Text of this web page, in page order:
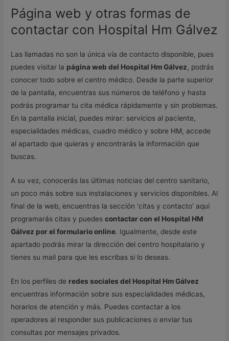
Página web y otras formas de
contactar con Hospital Hm Gálvez
Las llamadas no son la única vía de contacto disponible, pues
puedes visitar la página web del Hospital Hm Gálvez, podrás
conocer todo sobre el centro médico. Desde la parte superior
de la pantalla, encuentras sus números de teléfono y hasta
podrás programar tu cita médica rápidamente y sin problemas.
En la pantalla inicial, puedes mirar: servicios al paciente,
especialidades médicas, cuadro médico y sobre HM, accede
al apartado que quieras y encontrarás la información que
buscas.
A su vez, conocerás las últimas noticias del centro sanitario,
un poco más sobre sus instalaciones y servicios disponibles. Al
final de la web, encuentras la sección ‘citas y contacto’ aquí
programarás citas y puedescontactar con el Hospital HM
Gálvez por el formulario online. Igualmente, desde este
apartado podrás mirar la dirección del centro hospitalario y
tienes su mail para que les escribas si lo deseas.
En los perfiles de redes sociales del Hospital Hm Gálvez
encuentras información sobre sus especialidades médicas,
horarios de atención y más. Puedes contactar a los
operadores al responder sus publicaciones o enviar tus
consultas por mensajes privados.